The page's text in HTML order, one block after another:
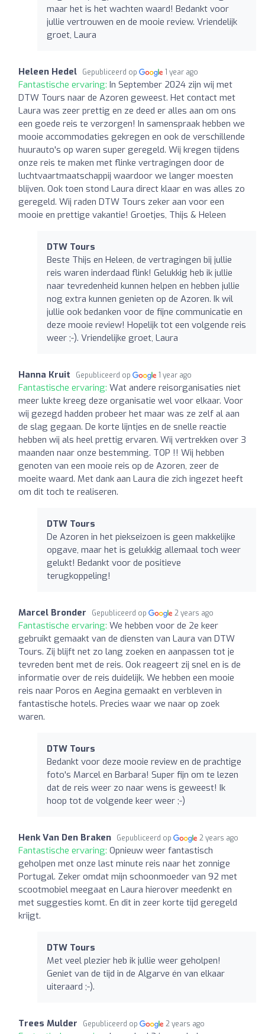
maar het is het wachten waard! Bedankt voor
jullie vertrouwen en de mooie review. Vriendelijk
groet, Laura
Heleen Hedel Gepubliceerd op 1 year ago
Fantastische ervaring: In September 2024 zijn wij met
DTW Tours naar de Azoren geweest. Het contact met
Laura was zeer prettig en ze deed er alles aan om ons
een goede reis te verzorgen! In samenspraak hebben we
mooie accommodaties gekregen en ook de verschillende
huurauto's op waren super geregeld. Wij kregen tijdens
onze reis te maken met flinke vertragingen door de
luchtvaartmaatschappij waardoor we langer moesten
blijven. Ook toen stond Laura direct klaar en was alles zo
geregeld. Wij raden DTW Tours zeker aan voor een
mooie en prettige vakantie! Groetjes, Thijs & Heleen
DTW Tours
Beste Thijs en Heleen, de vertragingen bij jullie
reis waren inderdaad flink! Gelukkig heb ik jullie
naar tevredenheid kunnen helpen en hebben jullie
nog extra kunnen genieten op de Azoren. Ik wil
jullie ook bedanken voor de fijne communicatie en
deze mooie review! Hopelijk tot een volgende reis
weer ;-). Vriendelijke groet, Laura
Hanna Kruit Gepubliceerd op 1 year ago
Fantastische ervaring: Wat andere reisorganisaties niet
meer lukte kreeg deze organisatie wel voor elkaar. Voor
wij gezegd hadden probeer het maar was ze zelf al aan
de slag gegaan. De korte lijntjes en de snelle reactie
hebben wij als heel prettig ervaren. Wij vertrekken over 3
maanden naar onze bestemming. TOP !! Wij hebben
genoten van een mooie reis op de Azoren, zeer de
moeite waard. Met dank aan Laura die zich ingezet heeft
om dit toch te realiseren.
DTW Tours
De Azoren in het piekseizoen is geen makkelijke
opgave, maar het is gelukkig allemaal toch weer
gelukt! Bedankt voor de positieve
terugkoppeling!
Marcel Bronder Gepubliceerd op 2 years ago
Fantastische ervaring: We hebben voor de 2e keer
gebruikt gemaakt van de diensten van Laura van DTW
Tours. Zij blijft net zo lang zoeken en aanpassen tot je
tevreden bent met de reis. Ook reageert zij snel en is de
informatie over de reis duidelijk. We hebben een mooie
reis naar Poros en Aegina gemaakt en verbleven in
fantastische hotels. Precies waar we naar op zoek
waren.
DTW Tours
Bedankt voor deze mooie review en de prachtige
foto's Marcel en Barbara! Super fijn om te lezen
dat de reis weer zo naar wens is geweest! Ik
hoop tot de volgende keer weer ;-)
Henk Van Den Braken Gepubliceerd op 2 years ago
Fantastische ervaring: Opnieuw weer fantastisch
geholpen met onze last minute reis naar het zonnige
Portugal. Zeker omdat mijn schoonmoeder van 92 met
scootmobiel meegaat en Laura hierover meedenkt en
met suggesties komt. En dit in zeer korte tijd geregeld
krijgt.
DTW Tours
Met veel plezier heb ik jullie weer geholpen!
Geniet van de tijd in de Algarve én van elkaar
uiteraard ;-).
Trees Mulder Gepubliceerd op 2 years ago